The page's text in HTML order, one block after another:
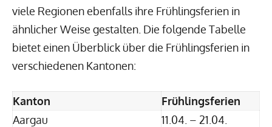
viele Regionen ebenfalls ihre Frühlingsferien in
ähnlicher Weise gestalten. Die folgende Tabelle
bietet einen Überblick über die Frühlingsferien in
verschiedenen Kantonen:
Kanton
Frühlingsferien
Aargau
11.04. – 21.04.